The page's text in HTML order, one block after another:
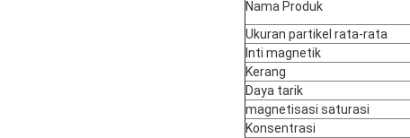
Nama Produk
Ukuran partikel rata-rata
Inti magnetik
Kerang
Daya tarik
magnetisasi saturasi
Konsentrasi